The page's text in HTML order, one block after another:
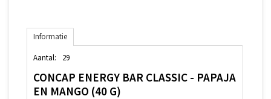
Informatie
Aantal: 29
CONCAP ENERGY BAR CLASSIC - PAPAJA
EN MANGO (40 G)